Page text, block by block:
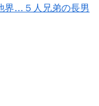
界…５人兄弟の長男